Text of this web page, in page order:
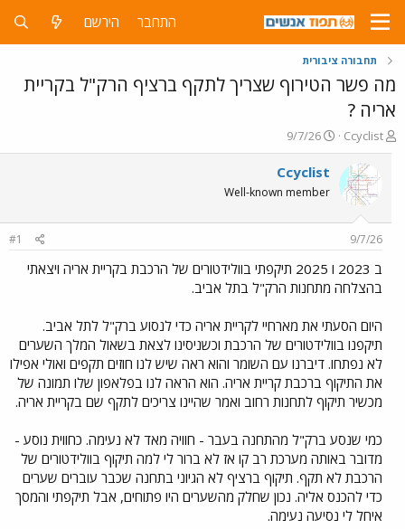
התחבר הירשם
תחבורה ציבורית
מה פשר הטירוף שצריך לתקף ברציף הרק"ל בקריית
אריה ?
פ
ו
ח
ו
ש
א
Ccyclist
פ
ו
ר
ם
ר
י
ך
9/7/26
Ccyclist
Well-known member
9/7/26
#1
ב 2023 ו 2025 תיקפתי בוולידטורים של הרכבת בקריית אריה ויצאתי
בהצלחה מתחנות הרק"ל בתל אביב.
היום הסעתי את מארחיי לקריית אריה כדי לנסוע ברק"ל לתל אביב.
תיקפנו בוולידטורים של הרכבת וכשניסינו לצאת בשאול המלך השערים
לא נפתחו. דיברנו עם השומר והוא ראה שיש לנו חוזים תקפים ואולי אפילו
את התיקוף ברכבת קריית אריה. הוא הראה לנו בפלאפון שלו תמונה של
מכשיר תיקוף לתחנות רחוב ואמר שהיינו צריכים לתקף שם בקריית אריה.
כמי שנסע ברק"ל מהתחנה בעבר - חוויה מאד לא נעימה. כחווית נוסע -
מדובר באותה מערכת רב קו אז לא ברור לי למה תיקוף בוולידטורים של
הרכבת לא תקף. תיקוף ברציף לא הגיוני בתחנה שכבר עוברים שערים
כדי להכנס אליה. נכון שחלק מהשערים היו פתוחים, אבל תיקפתי והמסך
איחל לי נסיעה נעימה.